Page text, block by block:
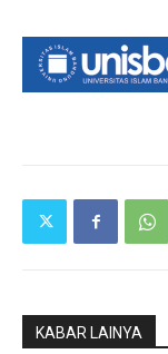
KABAR LAINYA